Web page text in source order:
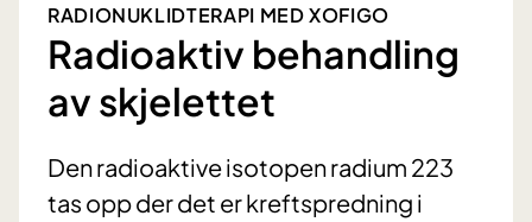
RADIONUKLIDTERAPI MED XOFIGO
Radioaktiv behandling
av skjelettet
Den radioaktive isotopen radium 223
tas opp der det er kreftspredning i